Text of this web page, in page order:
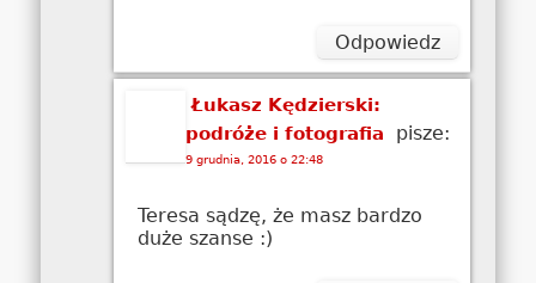
Odpowiedz
Łukasz Kędzierski:
podróże i fotografia
pisze:
9 grudnia, 2016 o 22:48
Teresa sądzę, że masz bardzo
duże szanse :)